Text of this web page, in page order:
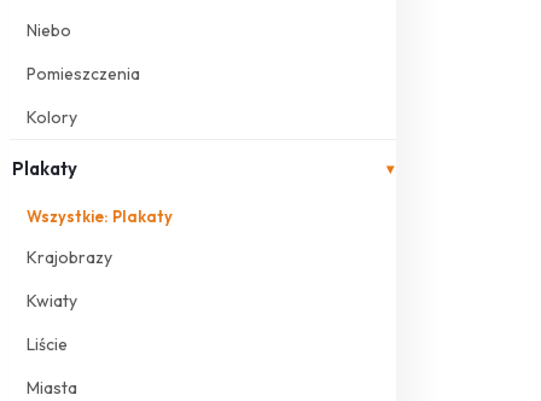
Niebo
Pomieszczenia
Kolory
Plakaty ▾
Wszystkie: Plakaty
Krajobrazy
Kwiaty
Liście
Miasta